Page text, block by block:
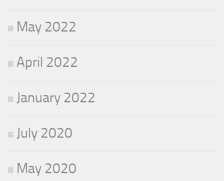
May 2022
April 2022
January 2022
July 2020
May 2020